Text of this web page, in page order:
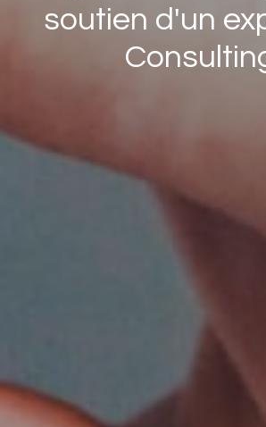
soutien d'un